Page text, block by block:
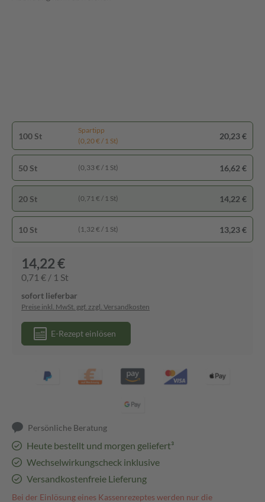
100 St
Spartipp
(0,20 € / 1 St)
20,23 €
50 St (0,33 € / 1 St) 16,62 €
20 St (0,71 € / 1 St) 14,22 €
10 St (1,32 € / 1 St) 13,23 €
14,22 €
0,71 € / 1 St
sofort lieferbar
Preise inkl. MwSt. ggf. zzgl. Versandkosten
E-Rezept einlösen
Persönliche Beratung
Heute bestellt und morgen geliefert³
Wechselwirkungscheck inklusive
Versandkostenfreie Lieferung
Bei der Einlösung eines Kassenrezeptes werden nur die